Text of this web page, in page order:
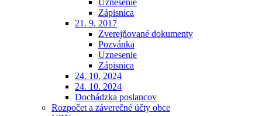
Uznesenie
Zápisnica
21. 9. 2017
Zverejňované dokumenty
Pozvánka
Uznesenie
Zápisnica
24. 10. 2024
24. 10. 2024
Dochádzka poslancov
Rozpočet a záverečné účty obce